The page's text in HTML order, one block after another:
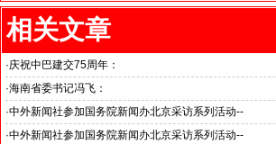
相关文章
·庆祝中巴建交75周年：
韦燕总裁同多国大使出席巴基斯坦驻华大使馆举办“芒果节”
·海南省委书记冯飞：
海南自贸港封关半年开启中国对外开放新篇章
·中外新闻社参加国务院新闻办北京采访系列活动--
见证科技创新和产业创新高质量发展
·中外新闻社参加国务院新闻办北京采访系列活动--